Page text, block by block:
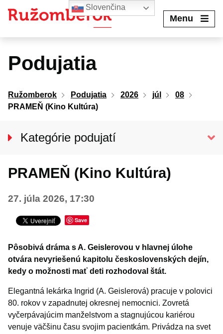
Menu
Podujatia
Ružomberok Podujatia 2026 júl
08
PRAMEŇ (Kino Kultúra)
Kategórie podujatí
KINO KULTÚRA
Koncerty
Šport
Turistika
Výstavy a vernisáže
Iné podujatia
PRAMEŇ (Kino Kultúra)
27. júla 2026, 17:30
Save
Pôsobivá dráma s A. Geislerovou v hlavnej úlohe
otvára nevyriešenú kapitolu československých dejín,
kedy o možnosti mať deti rozhodoval štát.
Elegantná lekárka Ingrid (A. Geislerová) pracuje v polovici
80. rokov v zapadnutej okresnej nemocnici. Zovretá
vyčerpávajúcim manželstvom a stagnujúcou kariérou
venuje väčšinu času svojim pacientkám. Privádza na svet
Slovenčina